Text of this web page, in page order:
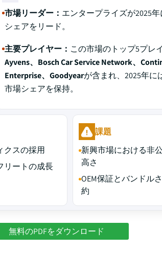
市場リーダー： エンタープライズが2025
シェアをリード。
主要プレイヤー： この市場のトップ5プレ
Ayvens、Bosch Car Service Network、
Enterprise、Goodyearが含まれ、2025年に
市場シェアを保持。
クスの採用
リートの成長
課題
新興市場における非
高さ
OEM保証とバンドル
約
無料のPDFをダウンロード